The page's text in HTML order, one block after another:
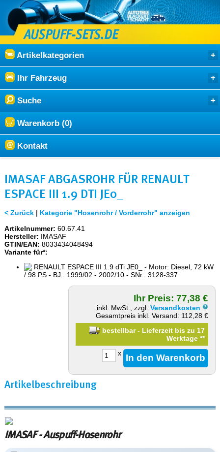
Artikelkategorien
Ihr Fahrzeug
Suche
Warenkorb (0)
Kontakt
IMASAF ABGASROHR FÜR RENAULT
ESPACE III 1.9 DTI JE0_
< Zurück| Kategorie "Hosenrohr / Vorderrohr" anzeigen
Artikelnummer: 60.67.41
Hersteller: IMASAF
GTIN/EAN: 8033434048494
Variante für*:
RENAULT ESPACE III 1.9 dTi JE0_ - Motor: Diesel, 72 kW
/ 98 PS - BJ.: 1999/02 - 2002/10 - SNr.: 3128-337
Ihr Preis: 77,38 €
inkl. MwSt., zzgl.Versandkosten
Gesamtpreis inkl. Versand: 112,28 €
bestellbar - Lieferzeit bis zu 17
Werktage**
x
Artikelbeschreibung
IMASAF - Auspuff-Hosenrohr